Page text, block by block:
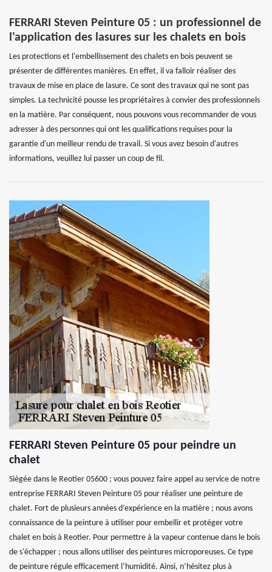
FERRARI Steven Peinture 05 : un professionnel de
l'application des lasures sur les chalets en bois
Les protections et l'embellissement des chalets en bois peuvent se
présenter de différentes manières. En effet, il va falloir réaliser des
travaux de mise en place de lasure. Ce sont des travaux qui ne sont pas
simples. La technicité pousse les propriétaires à convier des professionnels
en la matière. Par conséquent, nous pouvons vous recommander de vous
adresser à des personnes qui ont les qualifications requises pour la
garantie d'un meilleur rendu de travail. Si vous avez besoin d'autres
informations, veuillez lui passer un coup de fil.
FERRARI Steven Peinture 05 pour peindre un
chalet
Siégée dans le Reotier 05600 ; vous pouvez faire appel au service de notre
entreprise FERRARI Steven Peinture 05 pour réaliser une peinture de
chalet. Fort de plusieurs années d’expérience en la matière ; nous avons
connaissance de la peinture à utiliser pour embellir et protéger votre
chalet en bois à Reotier. Pour permettre à la vapeur contenue dans le bois
de s'échapper ; nous allons utiliser des peintures microporeuses. Ce type
de peinture régule efficacement l’humidité. Ainsi, n’hésitez plus à